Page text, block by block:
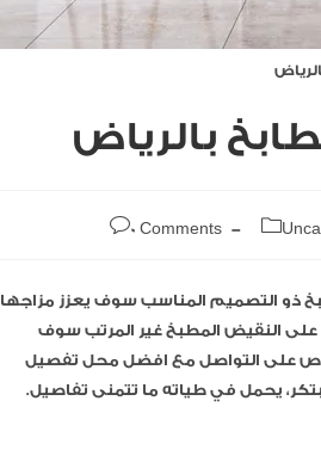
بالرياض
0 Comments
ذو التصميم المناسب سوف يعزز مزاجها
على النقيض المطبخ غير المرتب سوف
تحرص على التواصل مع افضل محل تفصيل
يحمل في طياته ما تتمنى تفاصيل.